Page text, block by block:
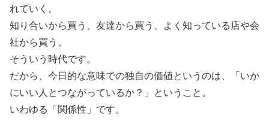
れていく。
知り合いから買う、友達から買う、よく知っている店や会
社から買う。
そういう時代です。
だから、今日的な意味での独自の価値というのは、「いか
にいい人とつながっているか？」ということ。
いわゆる「関係性」です。